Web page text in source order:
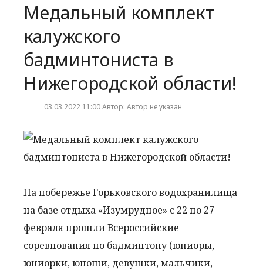
Происшествия
Медальный комплект
калужского
бадминтониста в
Нижегородской области!
03.03.2022 11:00 Автор: Автор не указан
На побережье Горьковского водохранилища
на базе отдыха «Изумрудное» с 22 по 27
февраля прошли Всероссийские
соревнования по бадминтону (юниоры,
юниорки, юноши, девушки, мальчики,